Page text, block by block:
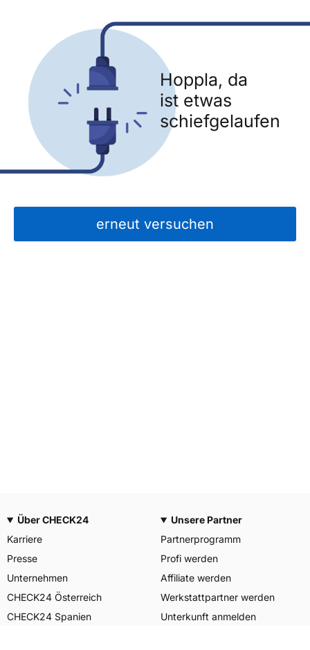
Hoppla, da
ist etwas
schiefgelaufen
erneut versuchen
Über CHECK24
Karriere
Presse
Unternehmen
CHECK24 Österreich
CHECK24 Spanien
Unsere Partner
Partnerprogramm
Profi werden
Affiliate werden
Werkstattpartner werden
Unterkunft anmelden